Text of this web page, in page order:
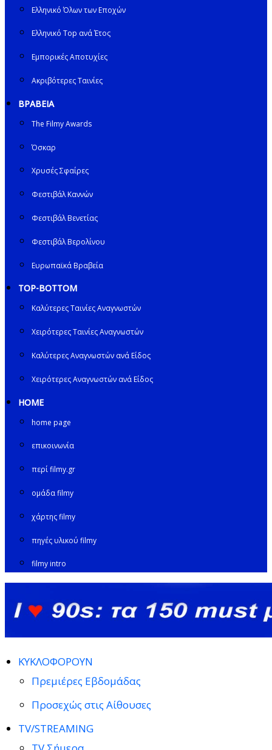
Ελληνικό Όλων των Εποχών
Ελληνικό Top ανά Έτος
Εμπορικές Αποτυχίες
Ακριβότερες Ταινίες
ΒΡΑΒΕΙΑ
The Filmy Awards
Όσκαρ
Χρυσές Σφαίρες
Φεστιβάλ Καννών
Φεστιβάλ Βενετίας
Φεστιβάλ Βερολίνου
Ευρωπαϊκά Βραβεία
TOP-BOTTOM
Καλύτερες Ταινίες Αναγνωστών
Χειρότερες Ταινίες Αναγνωστών
Καλύτερες Αναγνωστών ανά Είδος
Χειρότερες Αναγνωστών ανά Είδος
HOME
home page
επικοινωνία
περί filmy.gr
ομάδα filmy
χάρτης filmy
πηγές υλικού filmy
filmy intro
ΚΥΚΛΟΦΟΡΟΥΝ
Πρεμιέρες Εβδομάδας
Προσεχώς στις Αίθουσες
TV/STREAMING